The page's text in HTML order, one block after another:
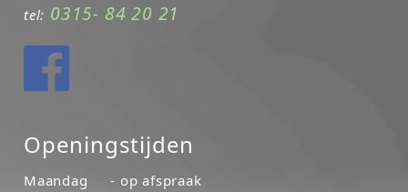
tel: 0315- 84 20 21
Openingstijden
Maandag
- op afspraak